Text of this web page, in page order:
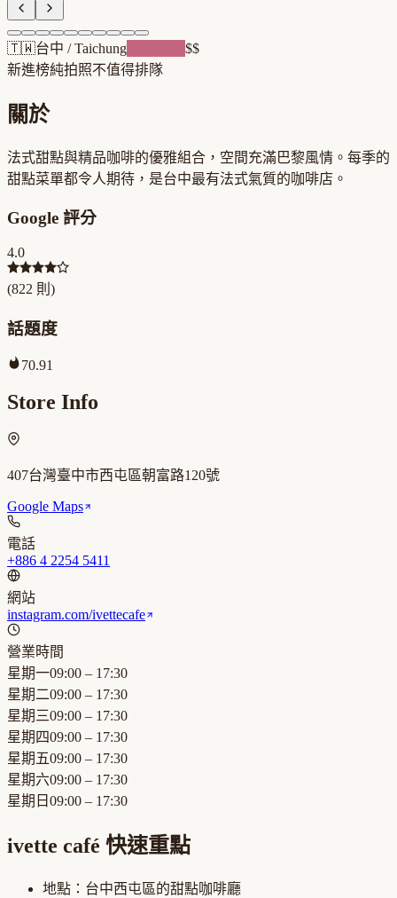
🇹🇼台中 /Taichung
$$
新進榜純拍照不值得排隊
關於
法式甜點與精品咖啡的優雅組合，空間充滿巴黎風情。每季的
甜點菜單都令人期待，是台中最有法式氣質的咖啡店。
Google 評分
4.0
(822 則)
話題度
70.91
Store Info
407台灣臺中市西屯區朝富路120號
Google Maps
電話
+886 4 2254 5411
網站
instagram.com/ivettecafe
營業時間
星期一09:00 – 17:30
星期二09:00 – 17:30
星期三09:00 – 17:30
星期四09:00 – 17:30
星期五09:00 – 17:30
星期六09:00 – 17:30
星期日 09:00 – 17:30
ivette café 快速重點
地點： 台中西屯區的甜點咖啡廳